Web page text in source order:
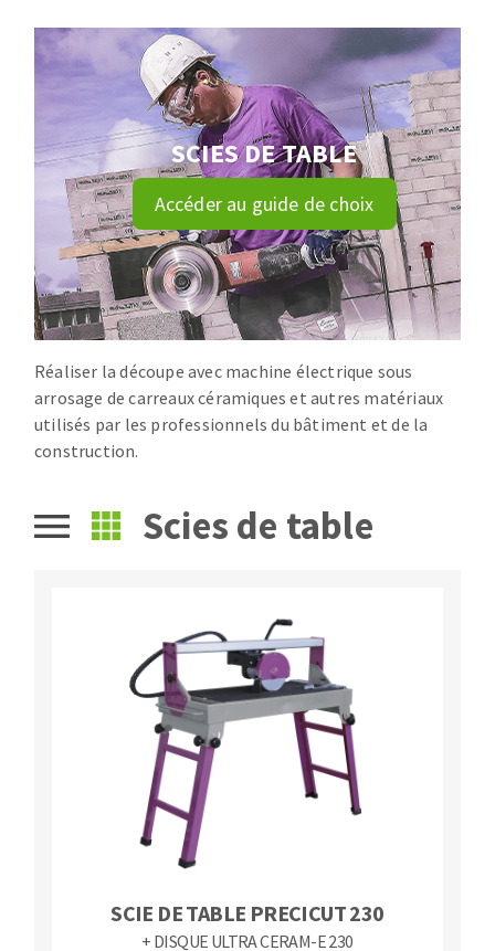
Disques fibre
Roues à lamelles
Meules sur tige
Brosses
Meules de tourets
Feutres à polir
Bandes sans fin
Rouleaux d'atelier
NETTOYAGE
Aspirateurs
MACHINES POUR LE TRAVAIL DU MÉTAL
Tronçonneuses
Scies à ruban
Perceuses
Perceuses magnétiques
Affuteurs de forets
Ponceuses
Fraises scies
SCIES DE TABLE
Accéder au guide de choix
Réaliser la découpe avec machine électrique sous
arrosage de carreaux céramiques et autres matériaux
utilisés par les professionnels du bâtiment et de la
construction.
Scies de table
SCIE DE TABLE PRECICUT 230
+ DISQUE ULTRA CERAM-E 230